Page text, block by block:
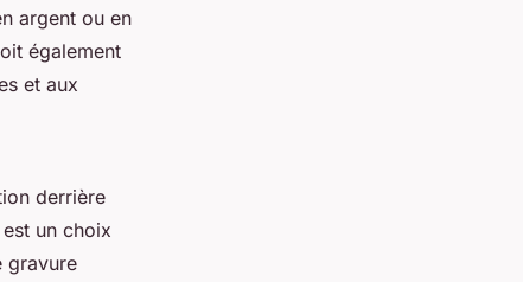
argent ou en
également
et aux
derrière
un choix
gravure